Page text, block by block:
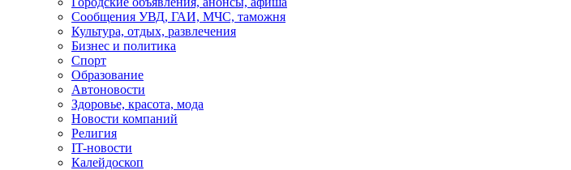
Сообщения УВД, ГАИ, МЧС, таможня
Культура, отдых, развлечения
Бизнес и политика
Спорт
Образование
Автоновости
Здоровье, красота, мода
Новости компаний
Религия
IT-новости
Калейдоскоп